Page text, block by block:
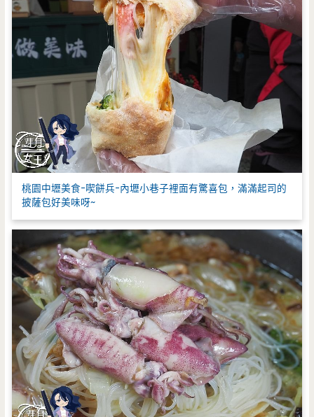
桃園中壢美食-喫餅兵-內壢小巷子裡面有驚喜包，滿滿起司的
披薩包好美味呀~